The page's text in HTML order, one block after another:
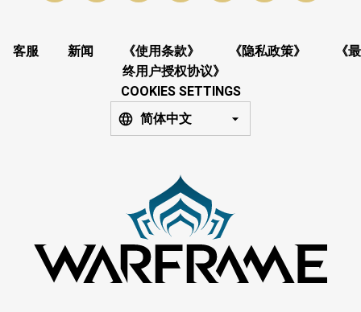
客服 新闻 《使用条款》 《隐私政策》
《最
终用户授权协议》
COOKIES SETTINGS
简体中文